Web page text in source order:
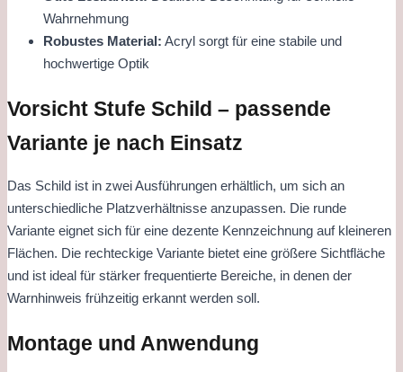
Wahrnehmung
Robustes Material: Acryl sorgt für eine stabile und
hochwertige Optik
Vorsicht Stufe Schild – passende
Variante je nach Einsatz
Das Schild ist in zwei Ausführungen erhältlich, um sich an
unterschiedliche Platzverhältnisse anzupassen. Die runde
Variante eignet sich für eine dezente Kennzeichnung auf kleineren
Flächen. Die rechteckige Variante bietet eine größere Sichtfläche
und ist ideal für stärker frequentierte Bereiche, in denen der
Warnhinweis frühzeitig erkannt werden soll.
Montage und Anwendung